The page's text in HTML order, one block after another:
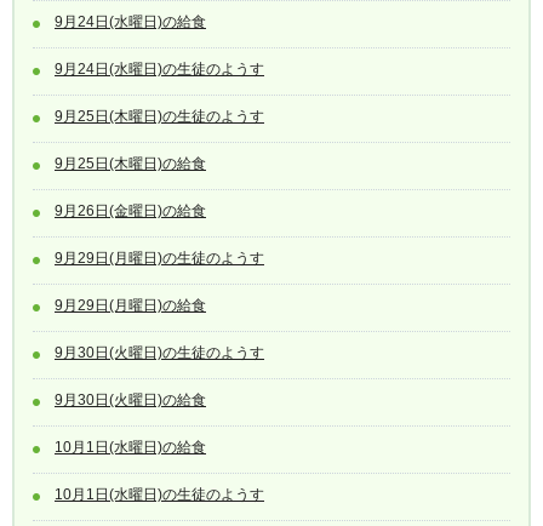
9月24日(水曜日)の給食
9月24日(水曜日)の生徒のようす
9月25日(木曜日)の生徒のようす
9月25日(木曜日)の給食
9月26日(金曜日)の給食
9月29日(月曜日)の生徒のようす
9月29日(月曜日)の給食
9月30日(火曜日)の生徒のようす
9月30日(火曜日)の給食
10月1日(水曜日)の給食
10月1日(水曜日)の生徒のようす